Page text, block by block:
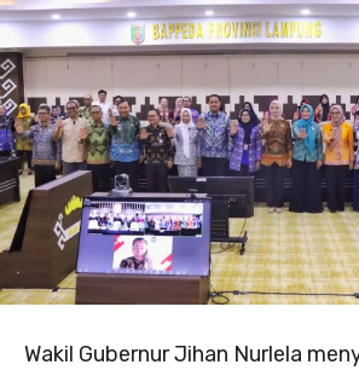
Wakil Gubernur Jihan Nurlela